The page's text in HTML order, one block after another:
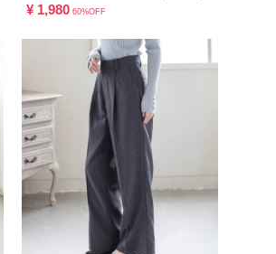
¥ 1,980 60%OFF